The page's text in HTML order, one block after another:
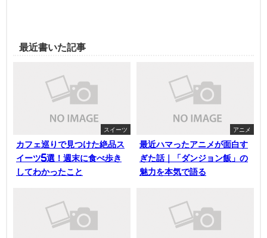
最近書いた記事
スイーツ
カフェ巡りで見つけた絶品ス
イーツ5選！週末に食べ歩き
してわかったこと
アニメ
最近ハマったアニメが面白す
ぎた話｜「ダンジョン飯」の
魅力を本気で語る